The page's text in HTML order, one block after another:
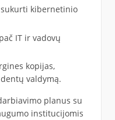
kibernetinio
IT ir vadovų
kopijas,
valdymą.
planus su
institucijomis